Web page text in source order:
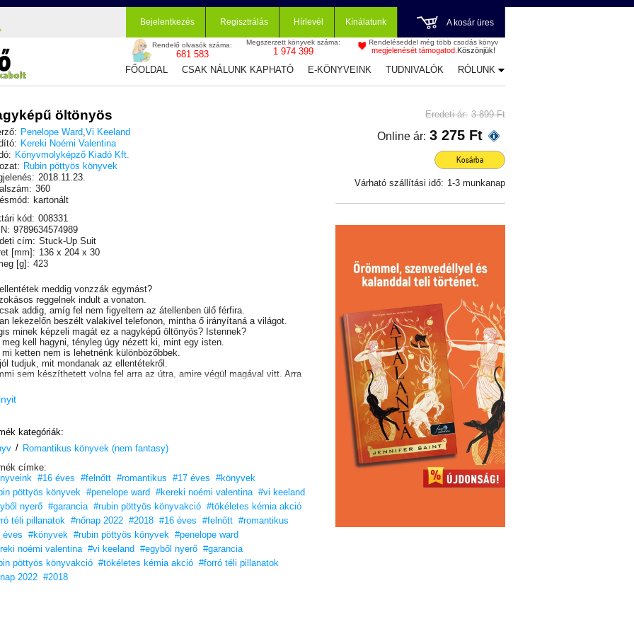
Bejelentkezés Regisztrálás Hírlevél Kínálatunk A kosár üres
Rendelő olvasók száma:
681 583
Megszerzett könyvek száma:
1 974 399
Rendeléseddel még több csodás könyv
megjelenését támogatod. Köszönjük!
FŐOLDAL CSAK NÁLUNK KAPHATÓ E-KÖNYVEINK TUDNIVALÓK RÓLUNK
öltönyös
Penelope Ward,Vi Keeland
Kereki Noémi Valentina
Könyvmolyképző Kiadó Kft.
Rubin pöttyös könyvek
2018.11.23.
360
kartonált
kód: 008331
9789634574989
cím: Stuck-Up Suit
[mm]: 136 x 204 x 30
[g]: 423
meddig vonzzák egymást?
reggelnek indult a vonaton.
addig, amíg fel nem figyeltem az átellenben ülő férfira.
lekezelőn beszélt valakivel telefonon, mintha ő irányítaná a világot.
minek képzeli magát ez a nagyképű öltönyös? Istennek?
meg kell hagyni, tényleg úgy nézett ki, mint egy isten.
ketten nem is lehetnénk különbözőbbek.
tudjuk, mit mondanak az ellentétekről.
sem készíthetett volna fel arra az útra, amire végül magával vitt. Arra
pláne nem, hogy hova fogunk a végén kilyukadni.
minden jó véget ér, igaz egyszer?
a mi kapcsolatunkat, mert még csak nem is sejtettem, hogy az
kategóriák:
/ Romantikus könyvek (nem fantasy)
címke:
#16 éves #felnőtt #romantikus #17 éves #könyvek
pöttyös könyvek #penelope ward #kereki noémi valentina #vi keeland
nyerő #garancia #rubin pöttyös könyvakció #tökéletes kémia akció
téli pillanatok #nőnap 2022 #2018 #16 éves #felnőtt #romantikus
éves
#könyvek #rubin pöttyös könyvek #penelope ward
noémi valentina #vi keeland #egyből nyerő #garancia
pöttyös könyvakció #tökéletes kémia akció #forró téli pillanatok
2022 #2018
Eredeti ár: 3 899 Ft
Online ár: 3 275 Ft
Kosárba
Várható szállítási idő: 1-3 munkanap